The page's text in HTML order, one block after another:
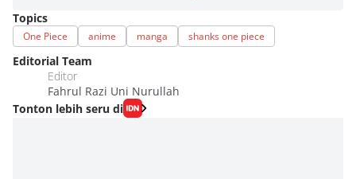
Topics
One Piece anime manga shanks one piece
Editorial Team
Editor
Fahrul Razi Uni Nurullah
Tonton lebih seru di